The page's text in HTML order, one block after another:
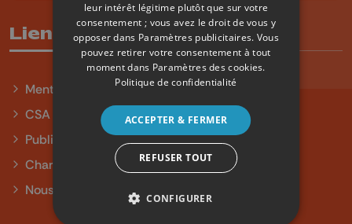
Liens utiles
Mentions légales
CSA
Publicité
Charte sur l'égalité et la diversité
Nous contacter
leur intérêt légitime plutôt que sur votre
consentement ; vous avez le droit de vous y
opposer dans Paramètres publicitaires. Vous
pouvez retirer votre consentement à tout
moment dans Paramètres des cookies.
Politique de confidentialité
ACCEPTER & FERMER
REFUSER TOUT
CONFIGURER